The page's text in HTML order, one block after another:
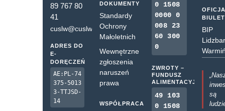
89 767 80
41
cuslw@cuslw.pl
ADRES DO
E-
DORĘCZEŃ
AE:PL-74
375-5013
3-TTJSD-
14
DOKUMENTY
Standardy
Ochrony
Małoletnich
Wewnętrzne
zgłoszenia
naruszeń
prawa
WSPÓŁPRACA
0 1508
0000 0
008 23
60 300
0
ZWROTY –
FUNDUSZ
ALIMENTACYJNY
49 103
0 1508
BIP
są